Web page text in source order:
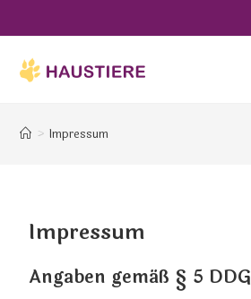
> Impressum
Impressum
Angaben gemäß § 5 DDG